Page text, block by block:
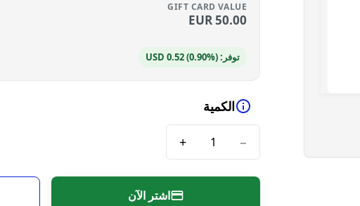
GIFT CARD VALUE
EUR50.00
توفر: USD 0.52 (0.90%)
الكمية
−
+
اشتر الآن